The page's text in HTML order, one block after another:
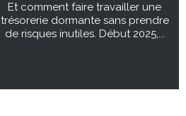
Et comment faire travailler une
trésorerie dormante sans prendre
de risques inutiles. Début 2025,...